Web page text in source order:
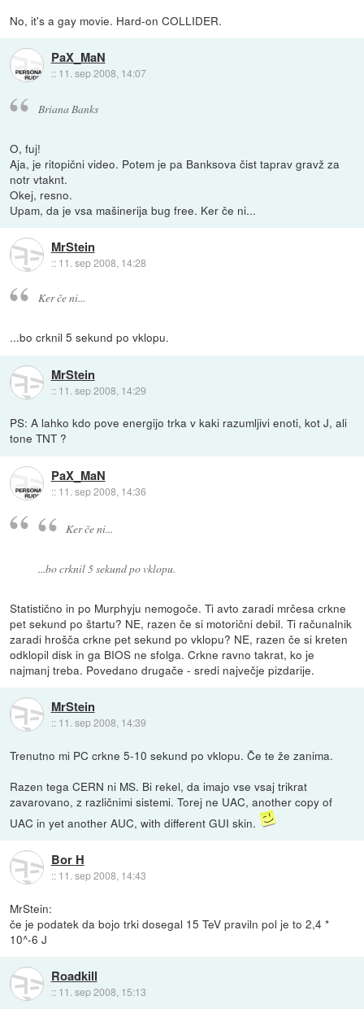
No, it's a gay movie. Hard-on COLLIDER.
PaX_MaN
:: 11. sep 2008, 14:07
Briana Banks
O, fuj!
Aja, je ritopični video. Potem je pa Banksova čist taprav gravž za
notr vtaknt.
Okej, resno.
Upam, da je vsa mašinerija bug free. Ker če ni...
MrStein
:: 11. sep 2008, 14:28
Ker če ni...
...bo crknil 5 sekund po vklopu.
MrStein
:: 11. sep 2008, 14:29
PS: A lahko kdo pove energijo trka v kaki razumljivi enoti, kot J, ali
tone TNT ?
PaX_MaN
:: 11. sep 2008, 14:36
Ker če ni...
...bo crknil 5 sekund po vklopu.
Statistično in po Murphyju nemogoče. Ti avto zaradi mrčesa crkne
pet sekund po štartu? NE, razen če si motorični debil. Ti računalnik
zaradi hrošča crkne pet sekund po vklopu? NE, razen če si kreten
odklopil disk in ga BIOS ne sfolga. Crkne ravno takrat, ko je
najmanj treba. Povedano drugače - sredi največje pizdarije.
MrStein
:: 11. sep 2008, 14:39
Trenutno mi PC crkne 5-10 sekund po vklopu. Če te že zanima.
Razen tega CERN ni MS. Bi rekel, da imajo vse vsaj trikrat
zavarovano, z različnimi sistemi. Torej ne UAC, another copy of
UAC in yet another AUC, with different GUI skin.
Bor H
:: 11. sep 2008, 14:43
MrStein:
če je podatek da bojo trki dosegal 15 TeV praviln pol je to 2,4 *
10^-6 J
Roadkill
:: 11. sep 2008, 15:13